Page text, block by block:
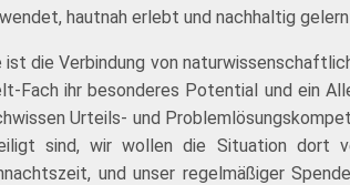
hautnah erlebt und nachhaltig
die Verbindung von
Fach ihr besonderes Potential und ein
Urteils- und
sind, wir wollen die Situation dort
und unser regelmäßiger